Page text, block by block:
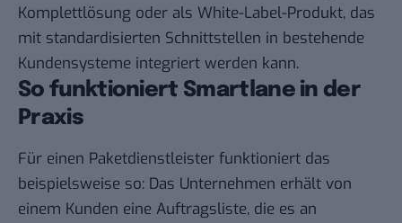
Komplettlösung oder als White-Label-Produkt, das
mit standardisierten Schnittstellen in bestehende
Kundensysteme integriert werden kann.
So funktioniert Smartlane in der
Praxis
Für einen Paketdienstleister funktioniert das
beispielsweise so: Das Unternehmen erhält von
einem Kunden eine Auftragsliste, die es an